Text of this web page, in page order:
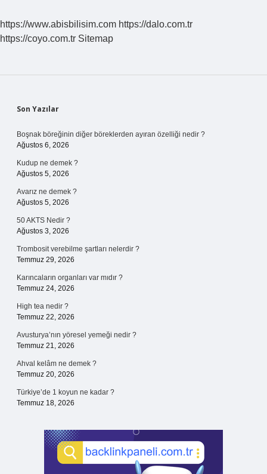
https://www.abisbilisim.com https://dalo.com.tr
https://coyo.com.tr Sitemap
Sidebar
Son Yazılar
Boşnak böreğinin diğer böreklerden ayıran özelliği nedir ?
Ağustos 6, 2026
Kudup ne demek ?
Ağustos 5, 2026
Avarız ne demek ?
Ağustos 5, 2026
50 AKTS Nedir ?
Ağustos 3, 2026
Trombosit verebilme şartları nelerdir ?
Temmuz 29, 2026
Karıncaların organları var mıdır ?
Temmuz 24, 2026
High tea nedir ?
Temmuz 22, 2026
Avusturya’nın yöresel yemeği nedir ?
Temmuz 21, 2026
Ahval kelâm ne demek ?
Temmuz 20, 2026
Türkiye’de 1 koyun ne kadar ?
Temmuz 18, 2026